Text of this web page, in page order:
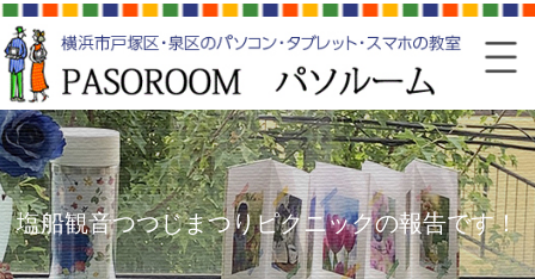
塩船観音つつじまつりピクニックの報告です！